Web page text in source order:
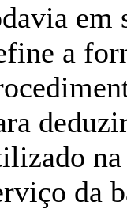
em
a
na
da